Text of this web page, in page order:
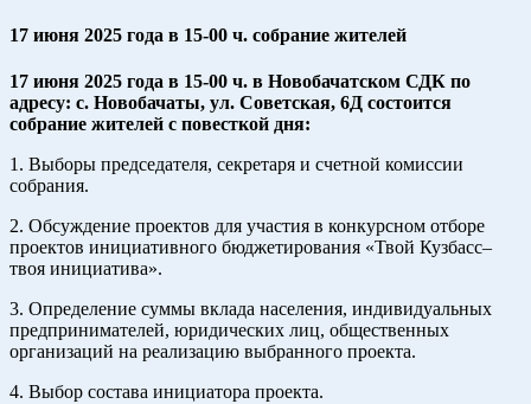
17 июня 2025 года в 15-00 ч. собрание жителей
17 июня 2025 года в 15-00 ч. в Новобачатском СДК по
адресу: с. Новобачаты, ул. Советская, 6Д состоится
собрание жителей с повесткой дня:
1. Выборы председателя, секретаря и счетной комиссии
собрания.
2. Обсуждение проектов для участия в конкурсном отборе
проектов инициативного бюджетирования «Твой Кузбасс–
твоя инициатива».
3. Определение суммы вклада населения, индивидуальных
предпринимателей, юридических лиц, общественных
организаций на реализацию выбранного проекта.
4. Выбор состава инициатора проекта.